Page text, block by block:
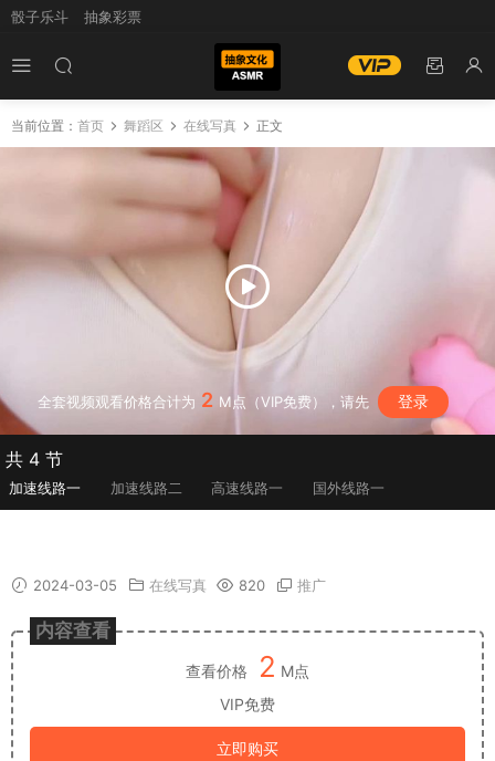
骰子乐斗 抽象彩票
当前位置： 首页 舞蹈区 在线写真 正文
全套视频观看价格合计为 2 M点（VIP免费），请先 登录
共 4 节
加速线路一 加速线路二 高速线路一 国外线路一
2024-03-05 在线写真 820 推广
内容查看
查看价格 2 M点
VIP免费
立即购买